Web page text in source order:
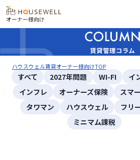
オーナー様向け
ハウスウェル賃貸オーナー様向けTOP
すべて 2027年問題 WI-FI
イ
インフレ
オーナーズ保険
スマ
タワマン
ハウスウェル
フリ
ミニマム課税